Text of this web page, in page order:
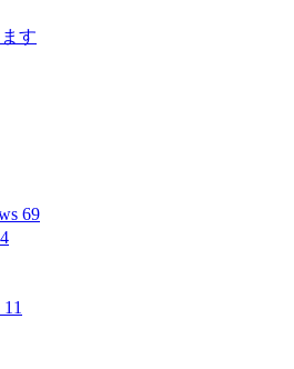
す
69
11